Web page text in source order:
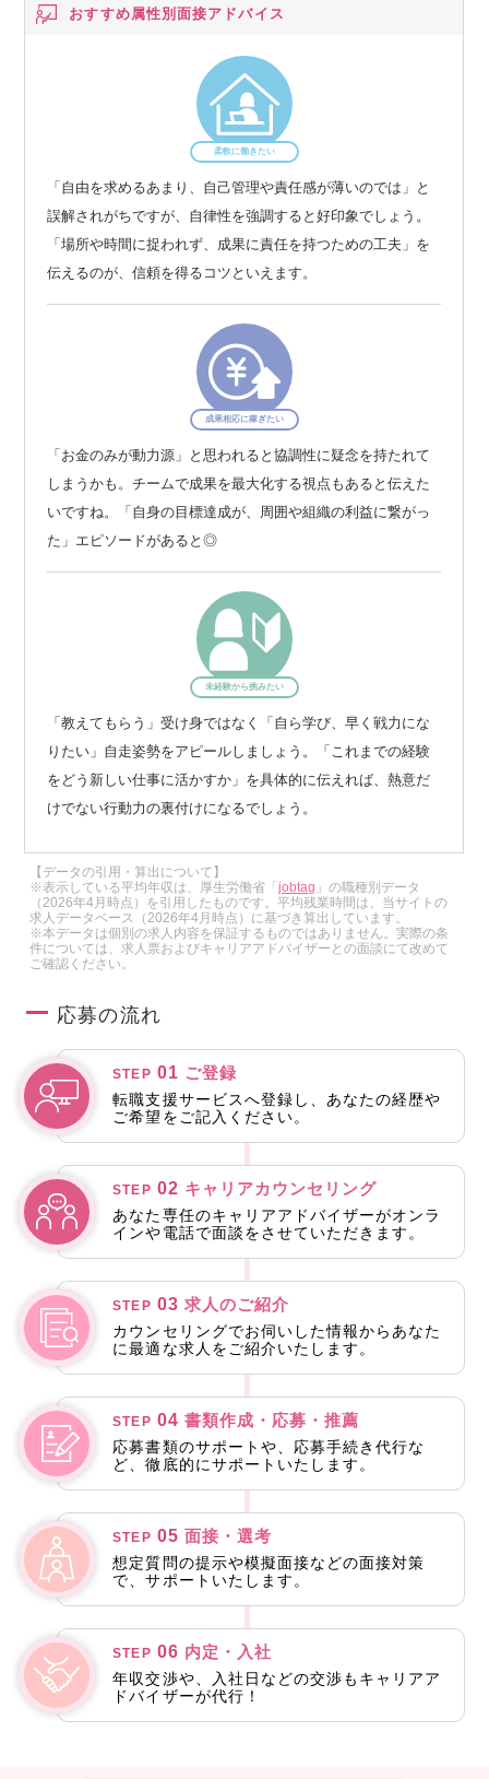
おすすめ属性別面接アドバイス
柔軟に働きたい
「自由を求めるあまり、自己管理や責任感が薄いのでは」と
誤解されがちですが、自律性を強調すると好印象でしょう。
「場所や時間に捉われず、成果に責任を持つための工夫」を
伝えるのが、信頼を得るコツといえます。
成果相応に稼ぎたい
「お金のみが動力源」と思われると協調性に疑念を持たれて
しまうかも。チームで成果を最大化する視点もあると伝えた
いですね。「自身の目標達成が、周囲や組織の利益に繋がっ
た」エピソードがあると◎
未経験から挑みたい
「教えてもらう」受け身ではなく「自ら学び、早く戦力にな
りたい」自走姿勢をアピールしましょう。「これまでの経験
をどう新しい仕事に活かすか」を具体的に伝えれば、熱意だ
けでない行動力の裏付けになるでしょう。
【データの引用・算出について】
※表示している平均年収は、厚生労働省「jobtag 」の職種別データ
（2026年4月時点）を引用したものです。平均残業時間は、当サイトの
求人データベース（2026年4月時点）に基づき算出しています。
※本データは個別の求人内容を保証するものではありません。実際の条
件については、求人票およびキャリアアドバイザーとの面談にて改めて
ご確認ください。
応募の流れ
STEP 01 ご登録
転職支援サービスへ登録し、あなたの経歴や
ご希望をご記入ください。
STEP 02 キャリアカウンセリング
あなた専任のキャリアアドバイザーがオンラ
インや電話で面談をさせていただきます。
STEP 03 求人のご紹介
カウンセリングでお伺いした情報からあなた
に最適な求人をご紹介いたします。
STEP 04 書類作成・応募・推薦
応募書類のサポートや、応募手続き代行な
ど、徹底的にサポートいたします。
STEP 05 面接・選考
想定質問の提示や模擬面接などの面接対策
で、サポートいたします。
STEP 06 内定・入社
年収交渉や、入社日などの交渉もキャリアア
ドバイザーが代行！